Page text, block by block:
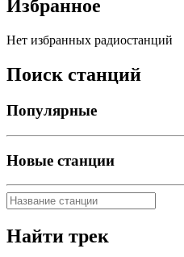
Избранное
Нет избранных радиостанций
Поиск станций
Популярные
Новые станции
Найти трек